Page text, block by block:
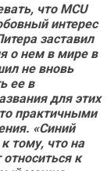
что MCU
интерес
заставил
о нем в мире в
не вновь
ее в
для этих
практичными
«Синий
тому, что на
к